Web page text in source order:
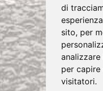
di
sito, per
per
visitatori.
Copyrights ©
Privacy